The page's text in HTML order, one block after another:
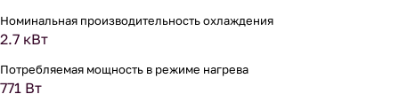
Номинальная производительность охлаждения
2.7 кВт
Потребляемая мощность в режиме нагрева
771 Вт